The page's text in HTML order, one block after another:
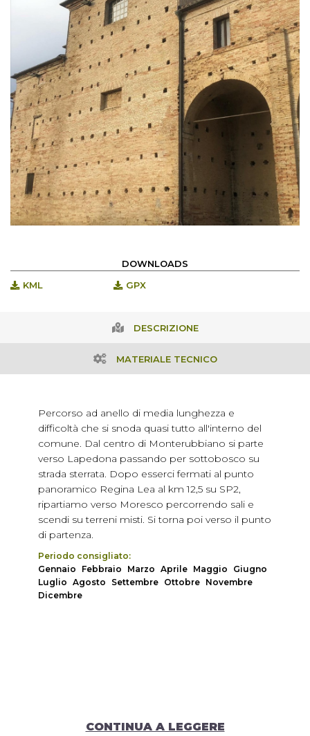
DOWNLOADS
KML
GPX
DESCRIZIONE
MATERIALE TECNICO
Percorso ad anello di media lunghezza e
difficoltà che si snoda quasi tutto all'interno del
comune. Dal centro di Monterubbiano si parte
verso Lapedona passando per sottobosco su
strada sterrata. Dopo esserci fermati al punto
panoramico Regina Lea al km 12,5 su SP2,
ripartiamo verso Moresco percorrendo sali e
scendi su terreni misti. Si torna poi verso il punto
di partenza.
Periodo consigliato:
Gennaio
Febbraio Marzo Aprile Maggio
Giugno
Luglio Agosto Settembre Ottobre Novembre
Dicembre
CONTINUA A LEGGERE